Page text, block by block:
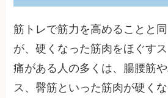
筋トレで筋力を高めることと
が、硬くなった筋肉をほぐす
痛がある人の多くは、腸腰筋
ス、臀筋といった筋肉が硬く